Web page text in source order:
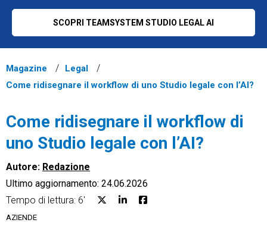
SCOPRI TEAMSYSTEM STUDIO LEGAL AI
Magazine
Legal
Come ridisegnare il workflow di uno Studio legale con l’AI?
Come ridisegnare il workflow di
uno Studio legale con l’AI?
Autore: Redazione
Ultimo aggiornamento: 24.06.2026
Tempo di lettura: 6'
AZIENDE